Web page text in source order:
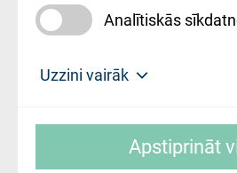
Analītiskās
Uzzini vairāk
slimnīca, turpmāk –Apstiprināt